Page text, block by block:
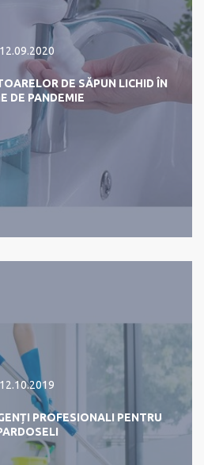
12.09.2020
DE SĂPUN LICHID ÎN
DE PANDEMIE
12.10.2019
PROFESIONALI PENTRU